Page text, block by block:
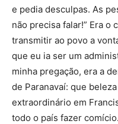
e pedia desculpas. As
não precisa falar!” Era o
transmitir ao povo a
que eu ia ser um
minha pregação, era a
de Paranavaí: que
extraordinário em
todo o país fazer